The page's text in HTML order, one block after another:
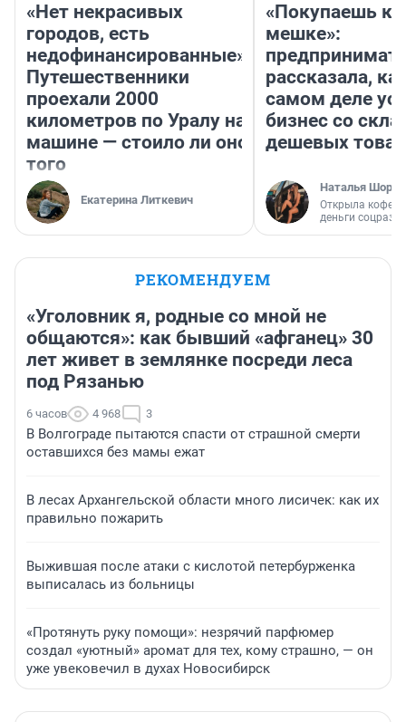
«Нет некрасивых
городов, есть
недофинансированные».
Путешественники
проехали 2000
километров по Уралу на
машине — стоило ли оно
того
Екатерина Литкевич
«Покупаешь
мешке»:
рассказала,
самом деле
бизнес со
дешевых
Наталья
Открыла
деньги
РЕКОМЕНДУЕМ
«Уголовник я, родные со мной не
общаются»: как бывший «афганец» 30
лет живет в землянке посреди леса
под Рязанью
6 часов 4 968 3
В Волгограде пытаются спасти от страшной смерти
оставшихся без мамы ежат
В лесах Архангельской области много лисичек: как их
правильно пожарить
Выжившая после атаки с кислотой петербурженка
выписалась из больницы
«Протянуть руку помощи»: незрячий парфюмер
создал «уютный» аромат для тех, кому страшно, — он
уже увековечил в духах Новосибирск